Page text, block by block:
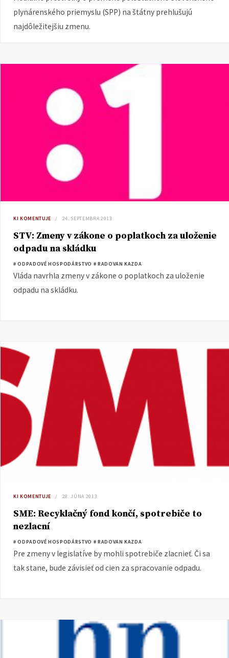
plynárenského priemyslu (SPP) na štátny prehlušujú
najdôležitejšiu zmenu.
KI KOMENTUJE 24. SEPTEMBRA 2013
STV: Zmeny v zákone o poplatkoch za uloženie
odpadu na skládku
# ODPADOVÉ HOSPODÁRSTVO # RADOVAN KAZDA
Vláda navrhla zmeny v zákone o poplatkoch za uloženie
odpadu na skládku.
KI KOMENTUJE 28. JÚNA 2013
SME: Recyklačný fond končí, spotrebiče to
nezlacní
# ODPADOVÉ HOSPODÁRSTVO # RADOVAN KAZDA
Pre zmeny v legislatíve by mohli spotrebiče zlacnieť. Či sa
tak stane, bude závisieť od cien za spracovanie odpadu.